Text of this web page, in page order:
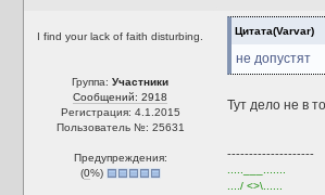
I find your lack of faith disturbing.
Группа:Участники
Сообщений: 2918
Регистрация: 4.1.2015
Пользователь №: 25631
Предупреждения:
(0%)
Цитата(Varvar)
не допустят
Тут дело не в
--------------------
..../ <>\......